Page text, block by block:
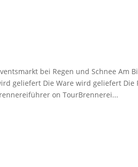
bei Regen und Schnee Am
geliefert Die Ware wird geliefert Die
on TourBrennerei...